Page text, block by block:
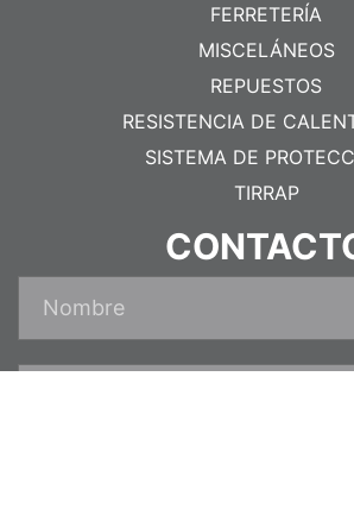
FERRETERÍA
MISCELÁNEOS
REPUESTOS
RESISTENCIA DE
SISTEMA DE
TIRRAP